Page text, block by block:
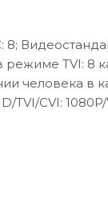
TVI: 8
человека в
TVI/CVI: